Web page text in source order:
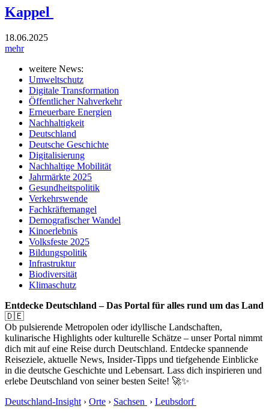
Kappel
18.06.2025
mehr
weitere News:
Umweltschutz
Digitale Transformation
Öffentlicher Nahverkehr
Erneuerbare Energien
Nachhaltigkeit
Deutschland
Deutsche Geschichte
Digitalisierung
Nachhaltige Mobilität
Jahrmärkte 2025
Gesundheitspolitik
Verkehrswende
Fachkräftemangel
Demografischer Wandel
Kinoerlebnis
Volksfeste 2025
Bildungspolitik
Infrastruktur
Biodiversität
Klimaschutz
Entdecke Deutschland – Das Portal für alles rund um das Land
🇩🇪
Ob pulsierende Metropolen oder idyllische Landschaften,
kulinarische Highlights oder kulturelle Schätze – unser Portal nimmt
dich mit auf eine Reise durch Deutschland. Entdecke spannende
Reiseziele, aktuelle News, Insider-Tipps und tiefgehende Einblicke
in die deutsche Geschichte und Lebensart. Lass dich inspirieren und
erlebe Deutschland von seiner besten Seite! 🚀✨
Deutschland-Insight › Orte › Sachsen › Leubsdorf